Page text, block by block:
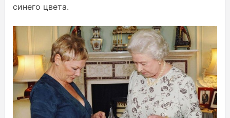
синего цвета.